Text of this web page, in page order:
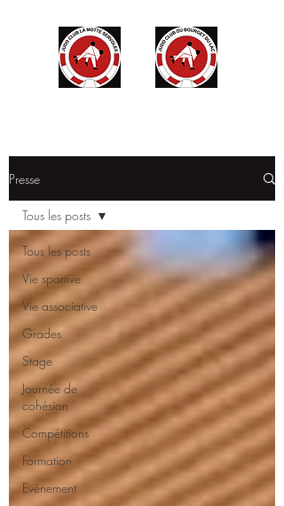
Presse
Tous les posts
Vie sportive
Vie associative
Grades
Stage
Journée de
cohésion
Compétitions
Formation
Evènement
Tous les posts